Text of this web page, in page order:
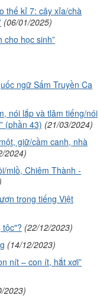
thế kỉ 7: cây xỉa/chà
(06/01/2025)
cho học sinh”
ngữ Sấm Truyền Ca
nói lắp và tlăm tiếng/nói
(phần 43) (21/03/2024)
giữ/cầm canh, nhà
2024)
mlồ, Chiêm Thành -
trong tiếng Việt
(22/12/2023)
(14/12/2023)
nít – con ít, hắt xơi”
2023)